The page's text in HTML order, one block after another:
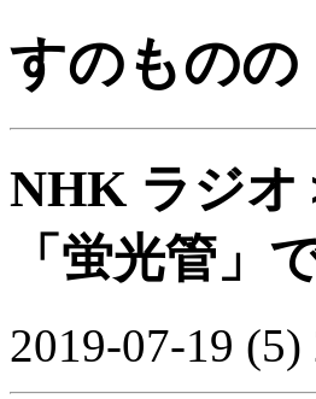
すのものの
NHK ラジオ
「蛍光管」
2019-07-19